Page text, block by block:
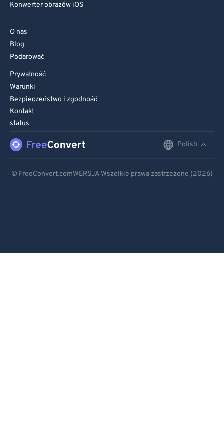
Konwerter obrazów iOS
O nas
Blog
Podarować
Prywatność
Warunki
Bezpieczeństwo i zgodność
Kontakt
status
Polish
© FreeConvert.comWERSJA Wszelkie prawa zastrzeżone (2026)